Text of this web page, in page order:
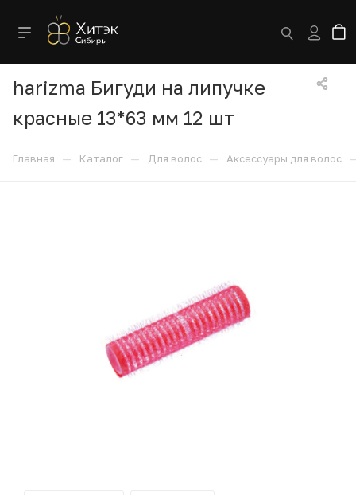
harizma Бигуди на липучке
красные 13*63 мм 12 шт
Главная — Каталог — Для волос — Аксессуары для волос